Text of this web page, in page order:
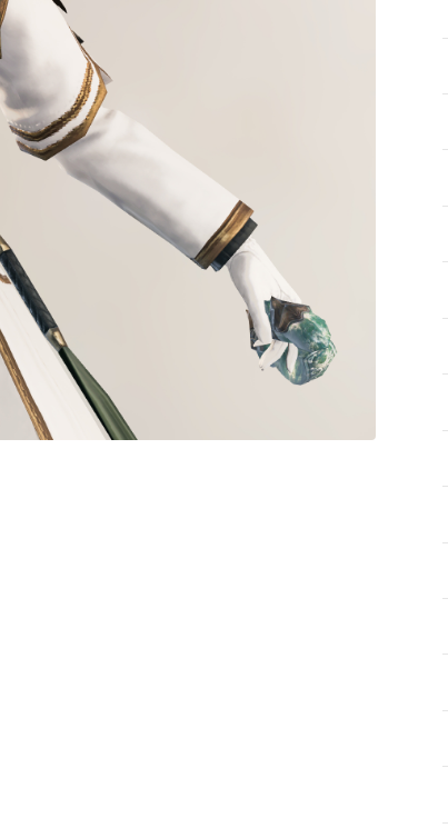
頭装備ギミックあり
ネイル
ノースリーブ
半袖
五分袖
七分袖
八分袖